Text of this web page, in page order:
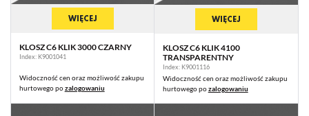
WIĘCEJ
KLOSZ C6 KLIK 3000 CZARNY
Index: K9001041
Widoczność cen oraz możliwość zakupu
hurtowego pozalogowaniu
WIĘCEJ
KLOSZ C6 KLIK 4100
TRANSPARENTNY
Index: K9001116
Widoczność cen oraz możliwość zakupu
hurtowego pozalogowaniu